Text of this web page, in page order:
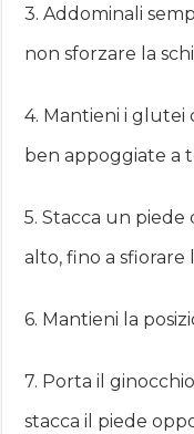
3. Addominali
non sforzare la
4. Mantieni i
ben appoggiate a
5. Stacca un
alto, fino a sfio­rare
6. Mantieni la
7. Porta il
stacca il piede